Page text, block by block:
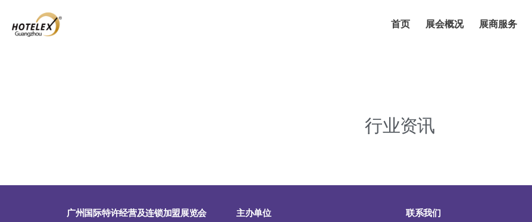
首页 展会概况 展商服务
行业资讯
广州国际特许经营及连锁加盟展览会 主办单位 联系我们